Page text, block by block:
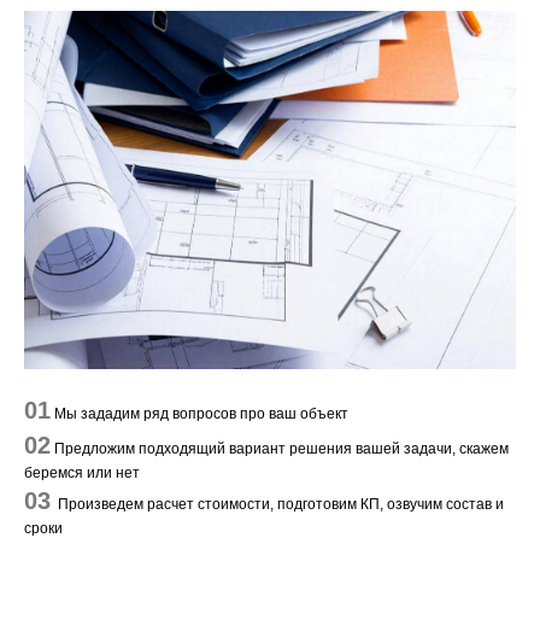
01 Мы зададим ряд вопросов про ваш объект
02 Предложим подходящий вариант решения вашей задачи, скажем
беремся или нет
03 Произведем расчет стоимости, подготовим КП, озвучим состав и
сроки